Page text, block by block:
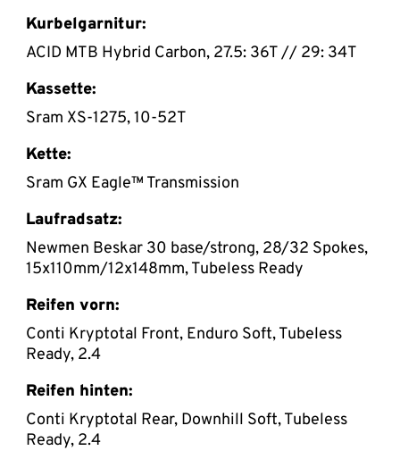
Kurbelgarnitur:
ACID MTB Hybrid Carbon, 27.5: 36T // 29: 34T
Kassette:
Sram XS-1275, 10-52T
Kette:
Sram GX Eagle™ Transmission
Laufradsatz:
Newmen Beskar 30 base/strong, 28/32 Spokes,
15x110mm/12x148mm, Tubeless Ready
Reifen vorn:
Conti Kryptotal Front, Enduro Soft, Tubeless
Ready, 2.4
Reifen hinten:
Conti Kryptotal Rear, Downhill Soft, Tubeless
Ready, 2.4